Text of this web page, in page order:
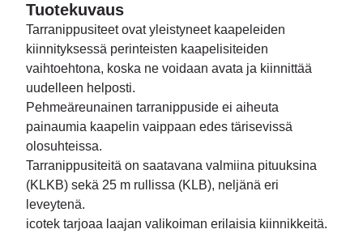
Tuotekuvaus
Tarranippusiteet ovat yleistyneet kaapeleiden
kiinnityksessä perinteisten kaapelisiteiden
vaihtoehtona, koska ne voidaan avata ja kiinnittää
uudelleen helposti.
Pehmeäreunainen tarranippuside ei aiheuta
painaumia kaapelin vaippaan edes tärisevissä
olosuhteissa.
Tarranippusiteitä on saatavana valmiina pituuksina
(KLKB) sekä 25 m rullissa (KLB), neljänä eri
leveytenä.
icotek tarjoaa laajan valikoiman erilaisia kiinnikkeitä.